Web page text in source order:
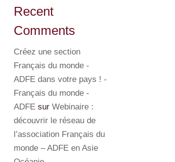
Recent
Comments
Créez une section
Français du monde -
ADFE dans votre pays ! -
Français du monde -
ADFE surWebinaire :
découvrir le réseau de
l’association Français du
monde – ADFE en Asie